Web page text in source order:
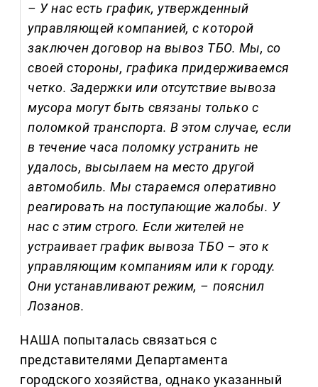
– У нас есть график, утвержденный
управляющей компанией, с которой
заключен договор на вывоз ТБО. Мы, со
своей стороны, графика придерживаемся
четко. Задержки или отсутствие вывоза
мусора могут быть связаны только с
поломкой транспорта. В этом случае, если
в течение часа поломку устранить не
удалось, высылаем на место другой
автомобиль. Мы стараемся оперативно
реагировать на поступающие жалобы. У
нас с этим строго. Если жителей не
устраивает график вывоза ТБО – это к
управляющим компаниям или к городу.
Они устанавливают режим, – пояснил
Лозанов.
НАША попыталась связаться с
представителями Департамента
городского хозяйства, однако указанный